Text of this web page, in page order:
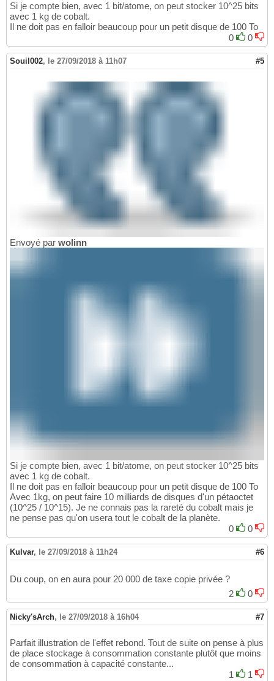
Si je compte bien, avec 1 bit/atome, on peut stocker 10^25 bits
avec 1 kg de cobalt.
Il ne doit pas en falloir beaucoup pour un petit disque de 100 To
0
0
Souil002, le 27/09/2018 à 11h07 #5
Envoyé par wolinn
Si je compte bien, avec 1 bit/atome, on peut stocker 10^25 bits
avec 1 kg de cobalt.
Il ne doit pas en falloir beaucoup pour un petit disque de 100 To
Avec 1kg, on peut faire 10 milliards de disques d'un pétaoctet
(10^25 / 10^15). Je ne connais pas la rareté du cobalt mais je
ne pense pas qu'on usera tout le cobalt de la planète.
0
0
Kulvar, le 27/09/2018 à 11h24 #6
Du coup, on en aura pour 20 000 de taxe copie privée ?
2
0
Nicky'sArch, le 27/09/2018 à 16h04 #7
Parfait illustration de l'effet rebond. Tout de suite on pense à plus
de place stockage à consommation constante plutôt que moins
de consommation à capacité constante...
1
1